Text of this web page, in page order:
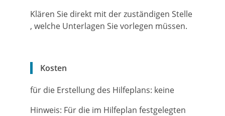
Klären Sie direkt mit der zuständigen Stelle
, welche Unterlagen Sie vorlegen müssen.
Kosten
für die Erstellung des Hilfeplans: keine
Hinweis: Für die im Hilfeplan festgelegten